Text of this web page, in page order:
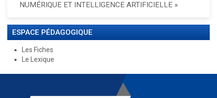
NUMÉRIQUE ET INTELLIGENCE ARTIFICIELLE »
ESPACE PÉDAGOGIQUE
Les Fiches
Le Lexique